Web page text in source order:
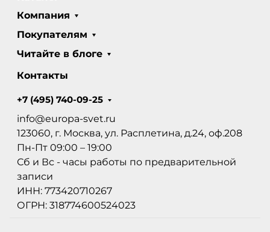
Компания
Покупателям
Читайте в блоге
Контакты
+7 (495) 740-09-25
info@europa-svet.ru
123060, г. Москва, ул. Расплетина, д.24, оф.208
Пн-Пт 09:00 – 19:00
Сб и Вс - часы работы по предварительной
записи
ИНН: 773420710267
ОГРН: 318774600524023